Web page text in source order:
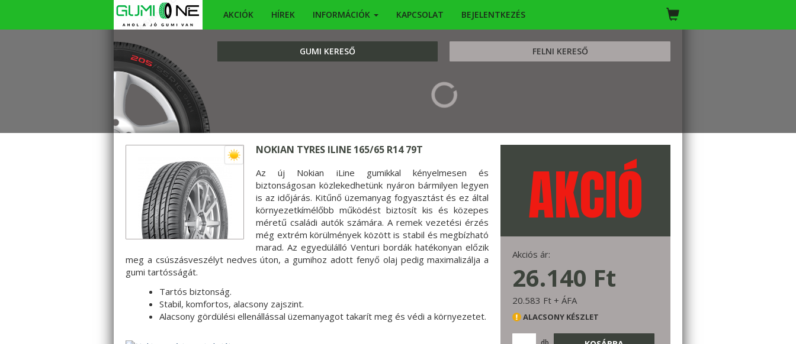
AKCIÓK HÍREK INFORMÁCIÓK KAPCSOLAT BEJELENTKEZÉS
GUMI KERESŐ FELNI KERESŐ
KERESÉS
NOKIAN TYRES ILINE 165/65 R14 79T
Az új Nokian iLine gumikkal kényelmesen és
biztonságosan közlekedhetünk nyáron bármilyen legyen
is az időjárás. Kitűnő üzemanyag fogyasztást és ez által
környezetkímélőbb működést biztosít kis és közepes
méretű családi autók számára. A remek vezetési érzés
még extrém körülmények között is stabil és megbízható
marad. Az egyedülálló Venturi bordák hatékonyan előzik
meg a csúszásveszélyt nedves úton, a gumihoz adott fenyő olaj pedig maximalizálja a
gumi tartósságát.
Tartós biztonság.
Stabil, komfortos, alacsony zajszint.
Alacsony gördülési ellenállással üzemanyagot takarít meg és védi a környezetet.
AKCIÓ
Akciós ár:
26.140 Ft
20.583 Ft + ÁFA
ALACSONY KÉSZLET